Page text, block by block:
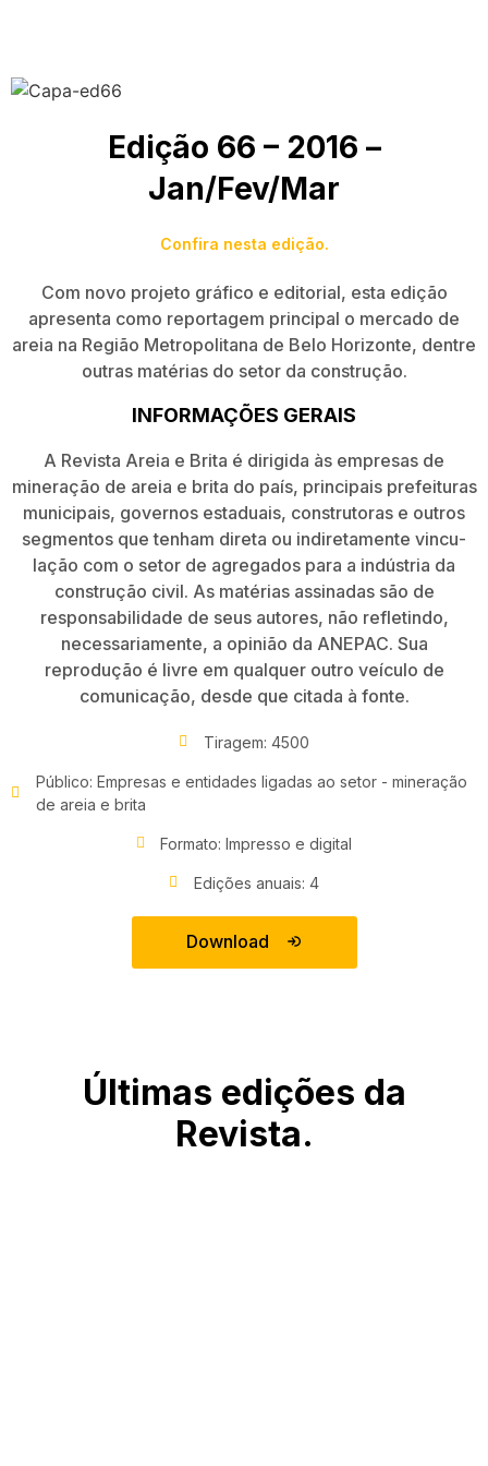
Edição 66 – 2016 –
Jan/Fev/Mar
Confira nesta edição.
Com novo projeto gráfico e editorial, esta edição
apresenta como reportagem principal o mercado de
areia na Região Metropolitana de Belo Horizonte, dentre
outras matérias do setor da construção.
INFORMAÇÕES GERAIS
A Revista Areia e Brita é dirigida às empresas de
mineração de areia e brita do país, principais prefeituras
municipais, governos estaduais, construtoras e outros
segmentos que tenham direta ou indiretamente vincu­
lação com o setor de agregados para a indústria da
construção civil. As matérias assinadas são de
responsabilidade de seus autores, não refletindo,
necessariamente, a opinião da ANEPAC. Sua
reprodução é livre em qualquer outro veículo de
comunicação, desde que citada à fonte.
Tiragem: 4500
Público: Empresas e entidades ligadas ao setor - mineração
de areia e brita
Formato: Impresso e digital
Edições anuais: 4
Download
Últimas edições da
Revista.